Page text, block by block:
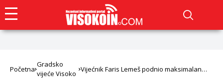
Početna
Gradsko
vijeće Visoko
Vijećnik Faris Lemeš podnio maksimalan